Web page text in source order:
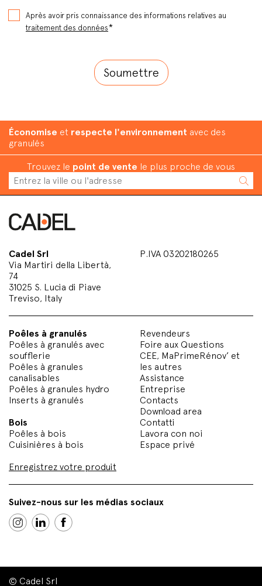
Après avoir pris connaissance des informations relatives au
traitement des données*
Économise et respecte l'environnement avec des
granulés
Trouvez le point de vente le plus proche de vous
Cadel Srl
Via Martiri della Libertà,
74
31025 S. Lucia di Piave
Treviso, Italy
P.IVA 03202180265
Poêles à granulés
Poêles à granulés avec
soufflerie
Poêles à granules
canalisables
Poêles à granules hydro
Inserts à granulés
Bois
Poêles à bois
Cuisinières à bois
Enregistrez votre produit
Revendeurs
Foire aux Questions
CEE, MaPrimeRénov’ et
les autres
Assistance
Entreprise
Contacts
Download area
Contatti
Lavora con noi
Espace privé
Suivez-nous sur les médias sociaux
© Cadel Srl